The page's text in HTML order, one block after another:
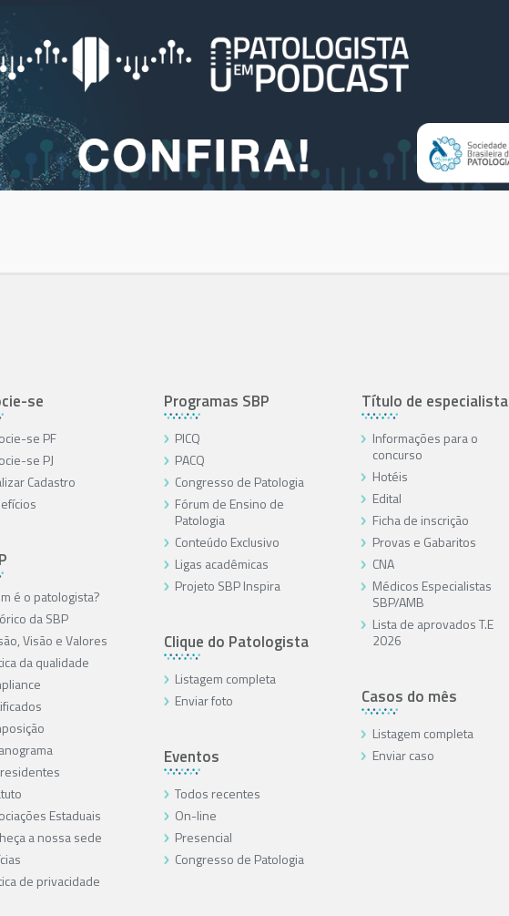
se
se PF
se PJ
Cadastro
é o patologista?
da SBP
Visão e Valores
da qualidade
Estaduais
a nossa sede
de privacidade
Programas SBP
PICQ
PACQ
Congresso de Patologia
Fórum de Ensino de
Patologia
Conteúdo Exclusivo
Ligas acadêmicas
Projeto SBP Inspira
Clique do Patologista
Listagem completa
Enviar foto
Eventos
Todos recentes
On-line
Presencial
Congresso de Patologia
Título de especialista
Informações para o
concurso
Hotéis
Edital
Ficha de inscrição
Provas e Gabaritos
CNA
Médicos Especialistas
SBP/AMB
Lista de aprovados T.E
2026
Casos do mês
Listagem completa
Enviar caso